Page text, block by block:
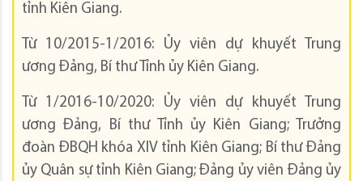
tỉnh Kiên Giang.
Từ 10/2015-1/2016: Ủy viên dự khuyết Trung
ương Đảng, Bí thư Tỉnh ủy Kiên Giang.
Từ 1/2016-10/2020: Ủy viên dự khuyết Trung
ương Đảng, Bí thư Tỉnh ủy Kiên Giang; Trưởng
đoàn ĐBQH khóa XIV tỉnh Kiên Giang; Bí thư Đảng
ủy Quân sự tỉnh Kiên Giang; Đảng ủy viên Đảng ủy